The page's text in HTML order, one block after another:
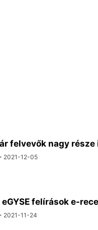
felvevők nagy része
2021-12-05
eGYSE felírások e-
2021-11-24